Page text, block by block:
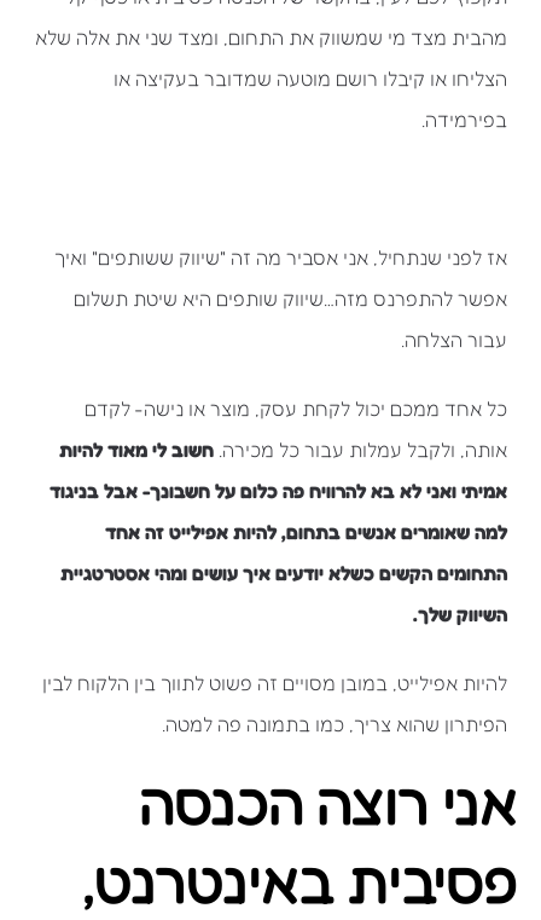
מהבית מצד מי שמשווק את התחום, ומצד שני את אלה שלא
הצליחו או קיבלו רושם מוטעה שמדובר בעקיצה או
בפירמידה.
אז לפני שנתחיל, אני אסביר מה זה "שיווק ששותפים" ואיך
אפשר להתפרנס מזה…שיווק שותפים היא שיטת תשלום
עבור הצלחה.
כל אחד ממכם יכול לקחת עסק, מוצר או נישה- לקדם
אותה, ולקבל עמלות עבור כל מכירה. חשוב לי מאוד להיות
אמיתי ואני לא בא להרוויח פה כלום על חשבונך- אבל בניגוד
למה שאומרים אנשים בתחום, להיות אפילייט זה אחד
התחומים הקשים כשלא יודעים איך עושים ומהי אסטרטגיית
השיווק שלך.
להיות אפילייט, במובן מסויים זה פשוט לתווך בין הלקוח לבין
הפיתרון שהוא צריך, כמו בתמונה פה למטה.
אני רוצה הכנסה
פסיבית באינטרנט,